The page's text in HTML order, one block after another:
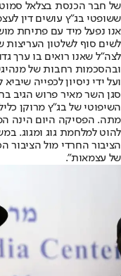
של חבר הכנסת בצלאל
ששופטי בג״ץ עושים דין
אנו נפעל מיד עם פתיחת
לשים סוף לשלטון העריצות
לצה״ל שאנו רואים בו ערך
ובהסכמות רחבות של
ועל ידי ניסיון לכפייה
סגן השר מאיר פרוש הגיב
השיפוטי של בג"ץ מרוקן
מתה. הפסיקה היום הינה
הציבור החרדי מול הציבור
של עצמאות".